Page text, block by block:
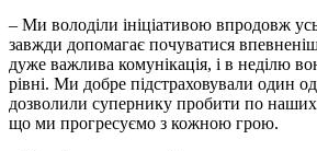
– Ми володіли ініціативою впродовж
завжди допомагає почуватися
дуже важлива комунікація, і в неділю
рівні. Ми добре підстраховували один
дозволили супернику пробити по
що ми прогресуємо з кожною грою.